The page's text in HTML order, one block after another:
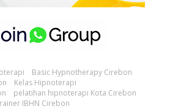
Basic Hypnotherapy Cirebon
Kelas Hipnoterapi
pelatihan hipnoterapi Kota Cirebon
IBHN Cirebon